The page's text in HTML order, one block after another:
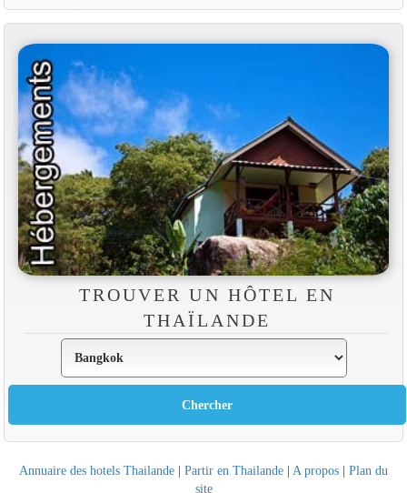
TROUVER UN HÔTEL EN
THAÏLANDE
Annuaire des hotels Thailande | Partir en Thailande | A propos | Plan du
site